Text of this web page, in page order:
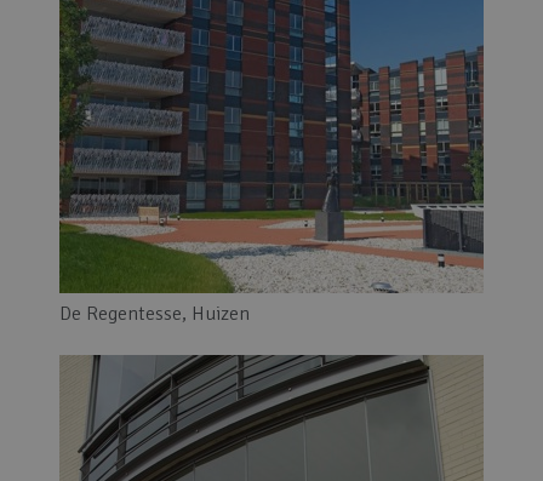
De Regentesse, Huizen